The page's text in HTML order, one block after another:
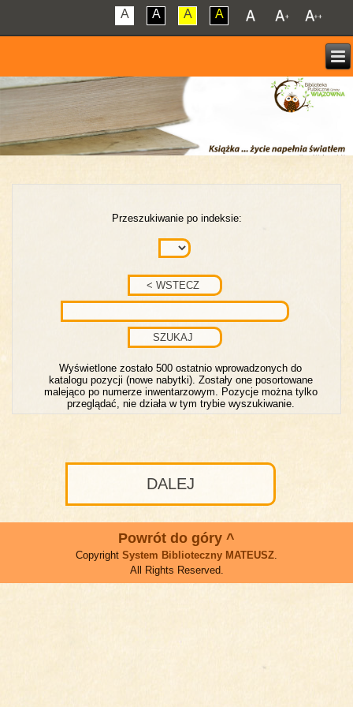
A A A A
Przeszukiwanie po indeksie:
Wyświetlone zostało 500 ostatnio wprowadzonych do
katalogu pozycji (nowe nabytki). Zostały one posortowane
malejąco po numerze inwentarzowym. Pozycje można tylko
przeglądać, nie działa w tym trybie wyszukiwanie.
DALEJ
Powrót do góry ^
Copyright System Biblioteczny MATEUSZ
All Rights Reserved.